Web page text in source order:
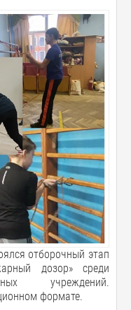
отборочный этап
дозор» среди
учреждений.
формате.